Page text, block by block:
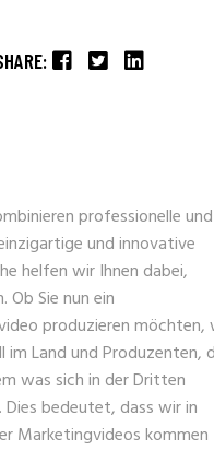
professionelle und
und innovative
helfen wir Ihnen dabei,
Sie nun ein
produzieren möchten,
Land und Produzenten,
was sich in der Dritten
bedeutet, dass wir in
Marketingvideos kommen